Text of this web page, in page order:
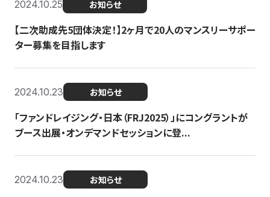
2024.10.25 お知らせ
【二次助成先5団体決定！】2ヶ月で20人のマンスリーサポー
ター募集を目指します
2024.10.23 お知らせ
「ファンドレイジング・日本（FRJ2025）」にコングラントが
ブース出展・オンデマンドセッションに登...
2024.10.23 お知らせ